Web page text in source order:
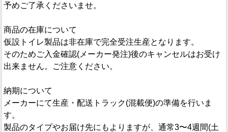
予めご了承くださいませ。
商品の在庫について
仮設トイレ製品は非在庫で完全受注生産となります。
そのためご入金確認(メーカー発注)後のキャンセルはお受け
出来ません。ご注意ください。
納期について
メーカーにて生産・配送トラック(混載便)の準備を行いま
す。
製品のタイプやお届け先にもよりますが、通常3〜4週間(土